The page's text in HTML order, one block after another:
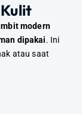
modern
dipakai. Ini
atau saat